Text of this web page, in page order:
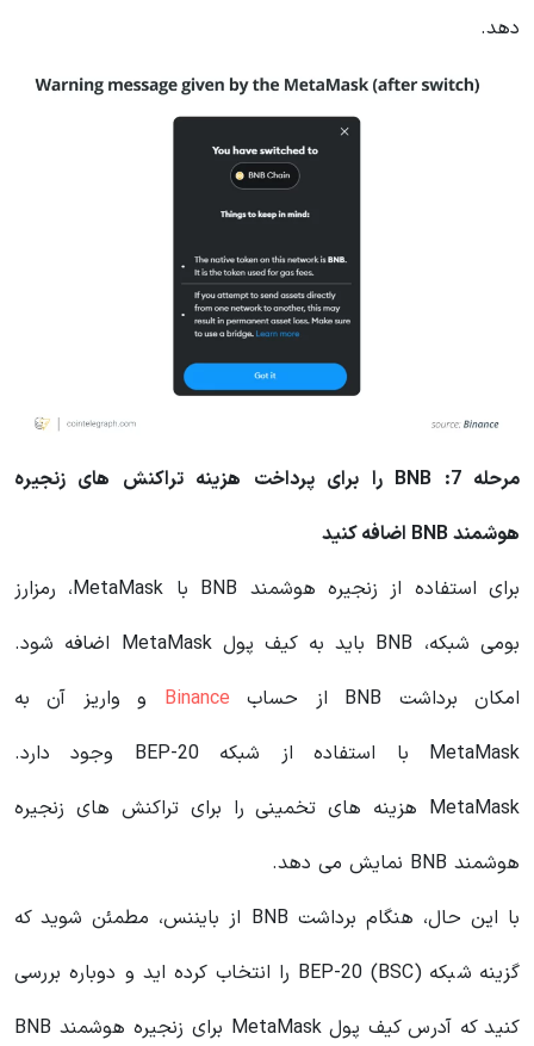
دهد.
مرحله 7: BNB را برای پرداخت هزینه تراکنش های زنجیره
هوشمند BNB اضافه کنید
برای استفاده از زنجیره هوشمند BNB با MetaMask، رمزارز
بومی شبکه، BNB باید به کیف پول MetaMask اضافه شود.
امکان برداشت BNB از حساب
Binance و واریز آن به
MetaMask با استفاده از شبکه BEP-20 وجود دارد.
MetaMask هزینه های تخمینی را برای تراکنش های زنجیره
هوشمند BNB نمایش می دهد.
با این حال، هنگام برداشت BNB از بایننس، مطمئن شوید که
گزینه شبکه BEP-20 (BSC) را انتخاب کرده اید و دوباره بررسی
کنید که آدرس کیف پول MetaMask برای زنجیره هوشمند BNB